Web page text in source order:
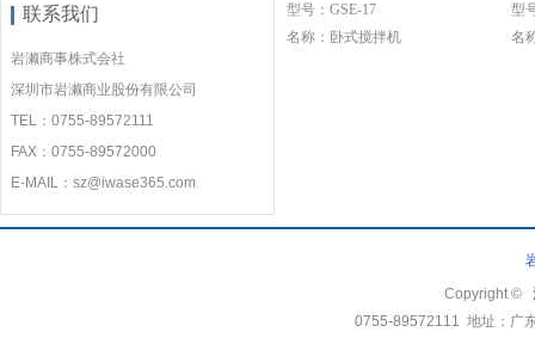
联系我们
岩濑商事株式会社
深圳市岩濑商业股份有限公司
TEL：0755-89572111
FAX：0755-89572000
E-MAIL：sz@iwase365.com
型号： GSE-17
名称： 卧式搅拌机
型
名
Copyright ©
0755-89572111 地址：广